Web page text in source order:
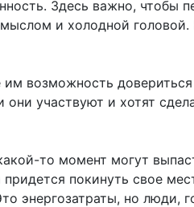
Здесь важно, чтобы
и холодной
возможность
они участвуют и хотят
то момент могут
покинуть свое
энергозатраты, но люди,